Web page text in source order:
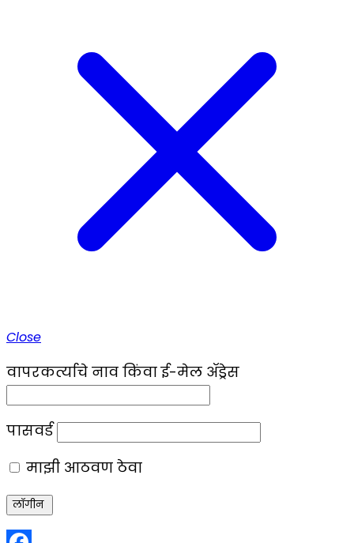
Close
वापरकर्त्याचे नाव किंवा ई-मेल ॲड्रेस
पासवर्ड
माझी आठवण ठेवा